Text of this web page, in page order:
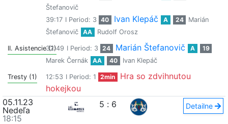
Štefanovič
39:17 I Period: 3 40 Ivan Klepáč A 24
Marián
Štefanovič
AA Rudolf Orosz
II. Asistencie (1)
32:49 I Period: 3 24 Marián Štefanovič A
19
Marek Černák
AA 40 Ivan Klepáč
Tresty (1) 12:53 I Period: 1 2min
Hra so zdvihnutou
hokejkou
05.11.23
Nedeľa
18:15
5 : 6 Detailne